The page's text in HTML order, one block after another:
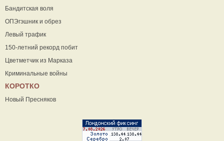
Бандитская воля
ОПЭгэшник и обрез
Левый трафик
150-летний рекорд побит
Цветметчик из Марказа
Криминальные войны
КОРОТКО
Новый Пресняков